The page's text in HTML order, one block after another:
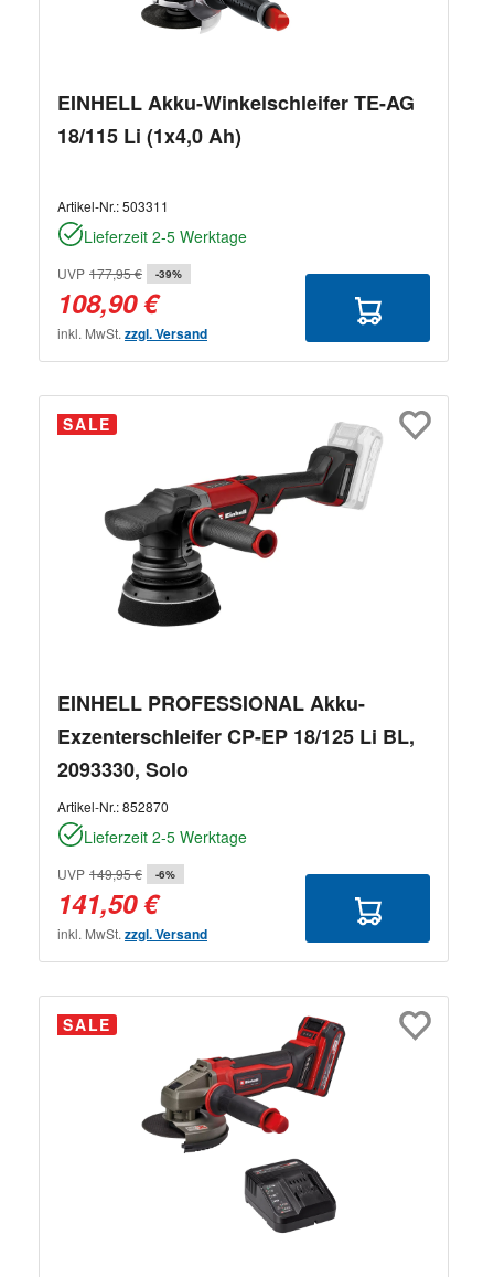
EINHELL Akku-Winkelschleifer TE-AG
18/115 Li (1x4,0 Ah)
Artikel-Nr.:503311
Lieferzeit 2-5 Werktage
UVP 177,95 € -39%
108,90 €
inkl. MwSt. zzgl. Versand
SALE
EINHELL PROFESSIONAL Akku-
Exzenterschleifer CP-EP 18/125 Li BL,
2093330, Solo
Artikel-Nr.:852870
Lieferzeit 2-5 Werktage
UVP 149,95 € -6%
141,50 €
inkl. MwSt. zzgl. Versand
SALE